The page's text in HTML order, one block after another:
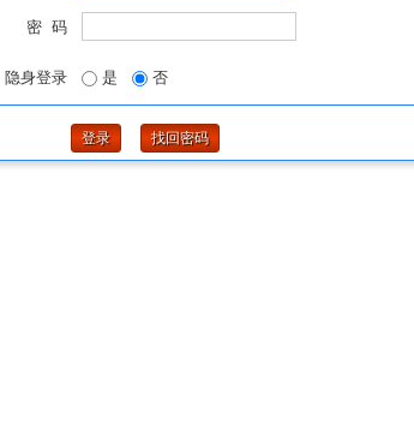
密 码
隐身登录 是 否